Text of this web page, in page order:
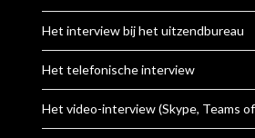
Het interview bij het uitzendbureau
Het telefonische interview
Het video-interview (Skype, Teams